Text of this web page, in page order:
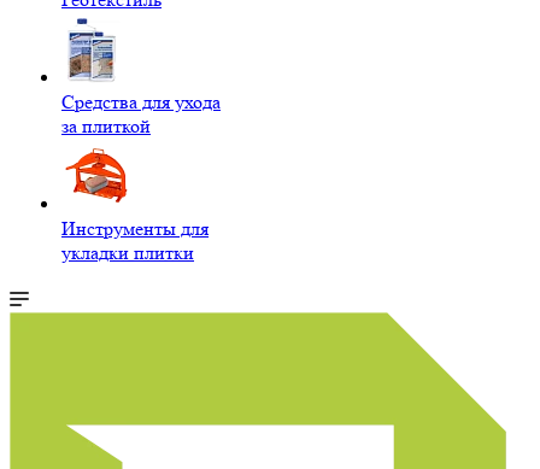
Средства для ухода
за плиткой
Инструменты для
укладки плитки